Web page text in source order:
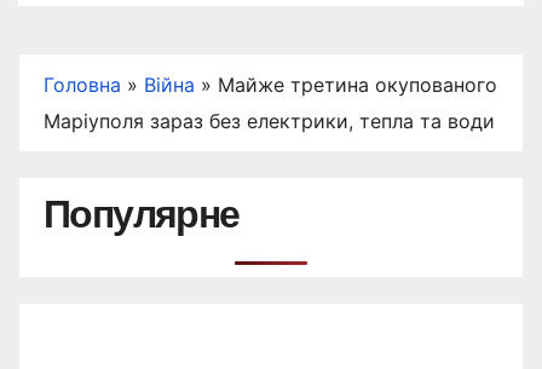
Головна » Війна » Майже третина окупованого
Маріуполя зараз без електрики, тепла та води
Популярне